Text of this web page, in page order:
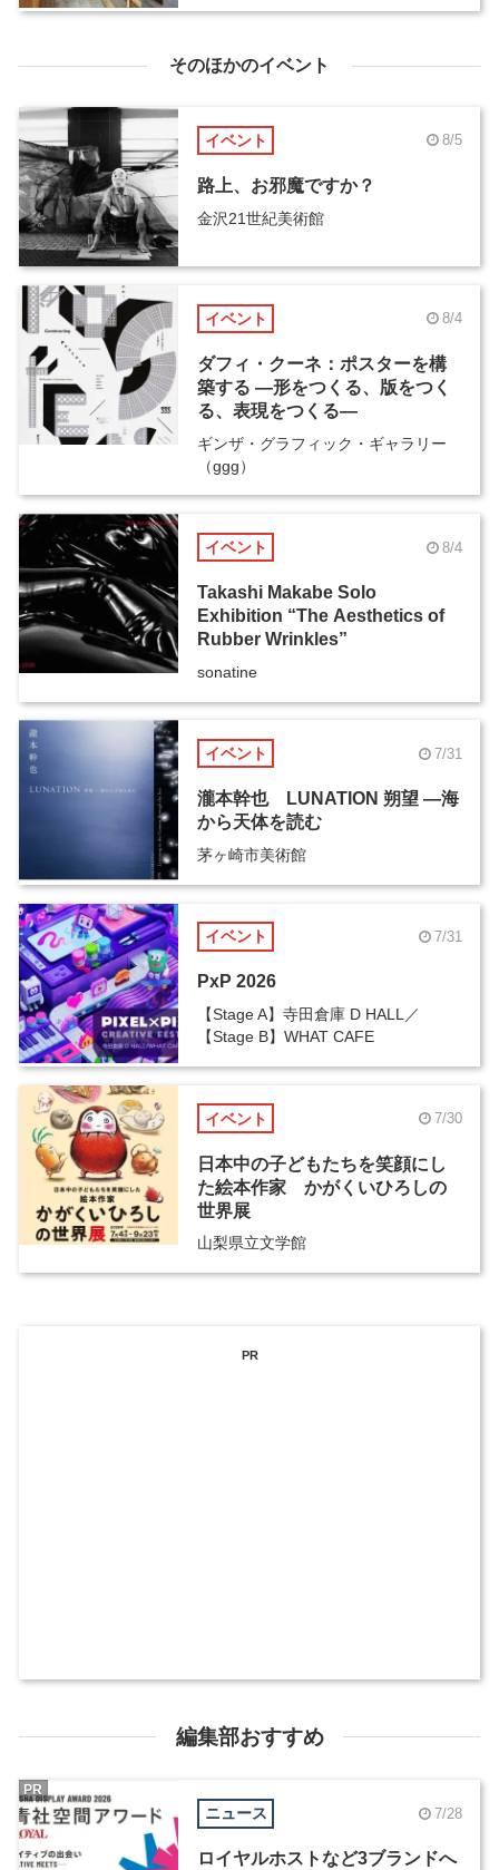
そのほかのイベント
イベント 8/5
路上、お邪魔ですか？
金沢21世紀美術館
イベント 8/4
ダフィ・クーネ：ポスターを構
築する ―形をつくる、版をつく
る、表現をつくる―
ギンザ・グラフィック・ギャラリー
（ggg）
イベント 8/4
Takashi Makabe Solo
Exhibition “The Aesthetics of
Rubber Wrinkles”
sonatine
イベント 7/31
瀧本幹也 LUNATION 朔望 ―海
から天体を読む
茅ヶ崎市美術館
イベント 7/31
PxP 2026
【Stage A】寺田倉庫 D HALL／
【Stage B】WHAT CAFE
イベント 7/30
日本中の子どもたちを笑顔にし
た絵本作家 かがくいひろしの
世界展
山梨県立文学館
PR
編集部おすすめ
ニュース 7/28
ロイヤルホストなど3ブランドへ
PR